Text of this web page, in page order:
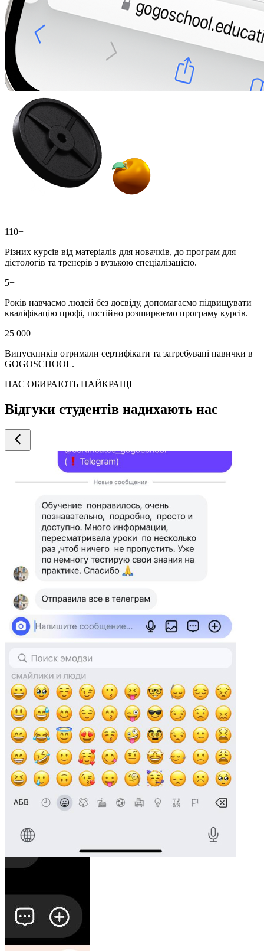
110+
Різних курсів від матеріалів для новачків, до програм для
дієтологів та тренерів з вузькою спеціалізацією.
5+
Років навчаємо людей без досвіду, допомагаємо підвищувати
кваліфікацію профі, постійно розширюємо програму курсів.
25 000
Випускників отримали сертифікати та затребувані навички в
GOGOSCHOOL.
НАС ОБИРАЮТЬ НАЙКРАЩІ
Відгуки студентів надихають нас